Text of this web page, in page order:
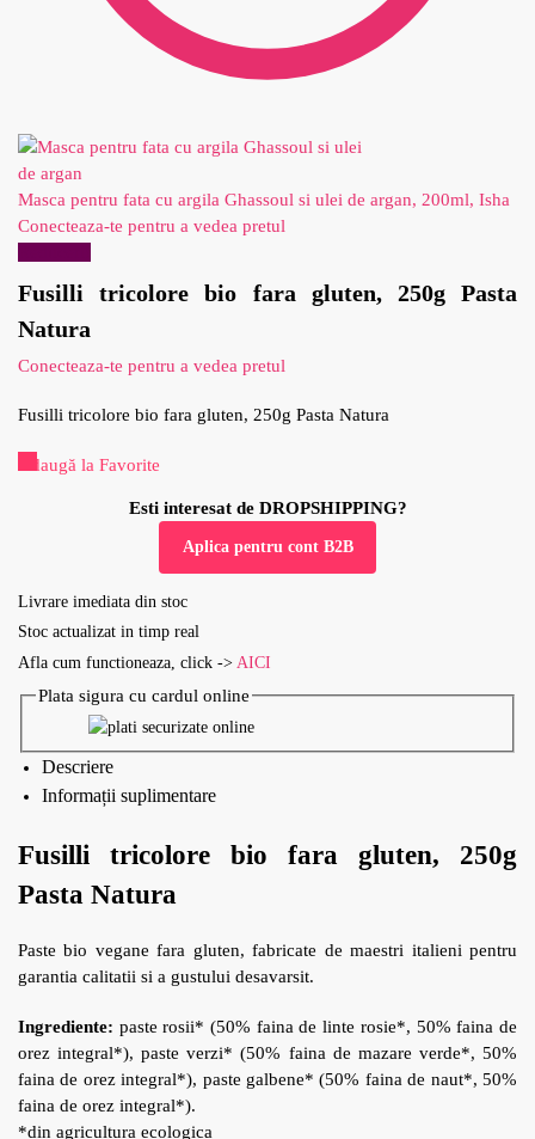
Masca pentru fata cu argila Ghassoul si ulei de argan, 200ml, Isha
Conecteaza-te pentru a vedea pretul
Fusilli tricolore bio fara gluten, 250g Pasta
Natura
Conecteaza-te pentru a vedea pretul
Fusilli tricolore bio fara gluten, 250g Pasta Natura
Adaugă la Favorite
Esti interesat de DROPSHIPPING?
Aplica pentru cont B2B
Livrare imediata din stoc
Stoc actualizat in timp real
Afla cum functioneaza, click -> AICI
Plata sigura cu cardul online
Descriere
Informații suplimentare
Fusilli tricolore bio fara gluten, 250g
Pasta Natura
Paste bio vegane fara gluten, fabricate de maestri italieni pentru
garantia calitatii si a gustului desavarsit.
Ingrediente: paste rosii* (50% faina de linte rosie*, 50% faina de
orez integral*), paste verzi* (50% faina de mazare verde*, 50%
faina de orez integral*), paste galbene* (50% faina de naut*, 50%
faina de orez integral*).
*din agricultura ecologica